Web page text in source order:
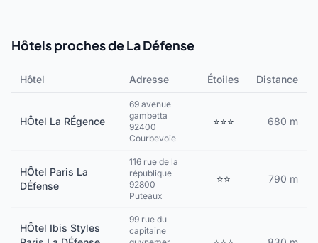
Hôtels proches de La Défense
Hôtel Adresse Étoiles Distance
HÔtel La RÉgence
69 avenue
gambetta
92400
Courbevoie
⭐⭐⭐ 680 m
HÔtel Paris La
DÉfense
116 rue de la
république
92800
Puteaux
⭐⭐ 790 m
HÔtel Ibis Styles
99 rue du
capitaine